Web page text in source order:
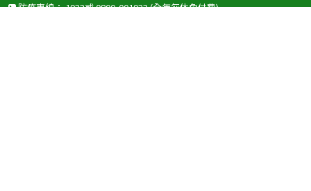
防疫專線：1922或0800-001922(全年無休免付費)